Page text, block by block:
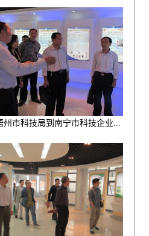
州市科技局到南宁市科技企业...